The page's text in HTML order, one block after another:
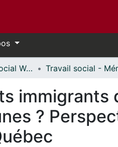
Travail social // Social Work
immigrants
?